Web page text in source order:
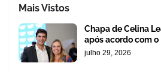
Mais Vistos
Chapa de Celina
após acordo com o
julho 29, 2026